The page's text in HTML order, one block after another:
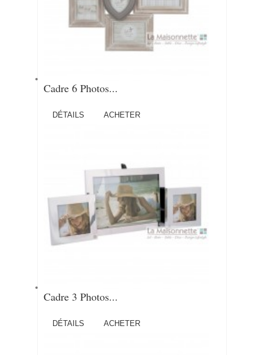
Cadre 6 Photos...
DÉTAILS ACHETER
Cadre 3 Photos...
DÉTAILS ACHETER